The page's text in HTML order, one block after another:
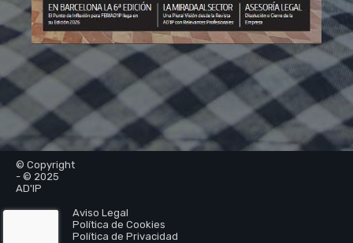
© Copyright
- © 2025
AD'IP
Aviso Legal
Política de Cookies
Política de Privacidad